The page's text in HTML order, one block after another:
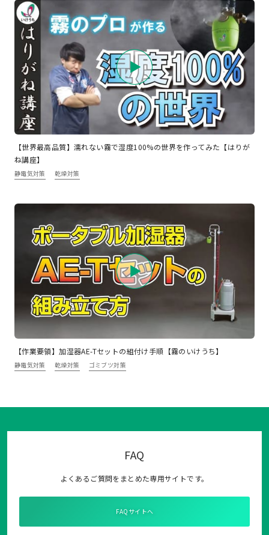
【世界最高品質】濡れない霧で湿度100%の世界を作ってみた【はりが
ね講座】
静電気対策 乾燥対策
【作業要領】加湿器AE-Tセットの組付け手順【霧のいけうち】
静電気対策 乾燥対策 ゴミブツ対策
FAQ
よくあるご質問をまとめた専用サイトです。
FAQサイトへ